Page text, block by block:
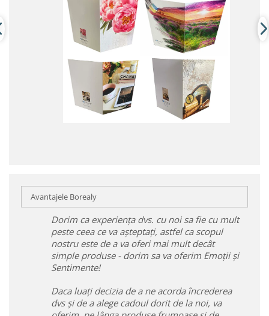
Avantajele Borealy
Dorim ca experiența dvs. cu noi sa fie cu mult
peste ceea ce va așteptați, astfel ca scopul
nostru este de a va oferi mai mult decât
simple produse - dorim sa va oferim Emoții și
Sentimente!
Daca luați decizia de a ne acorda încrederea
dvs și de a alege cadoul dorit de la noi, va